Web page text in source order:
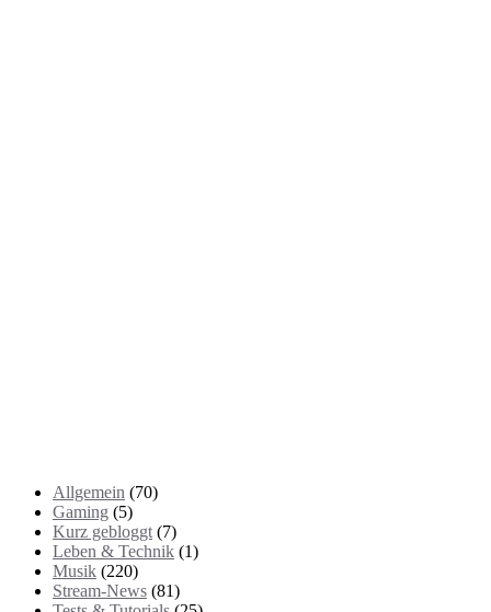
Allgemein (70)
Gaming (5)
Kurz gebloggt (7)
Leben & Technik (1)
Musik (220)
Stream-News (81)